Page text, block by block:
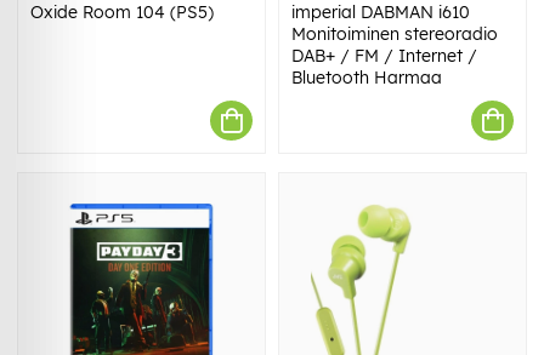
Oxide Room 104 (PS5)
imperial DABMAN i610
Monitoiminen stereoradio
DAB+ / FM / Internet /
Bluetooth Harmaa